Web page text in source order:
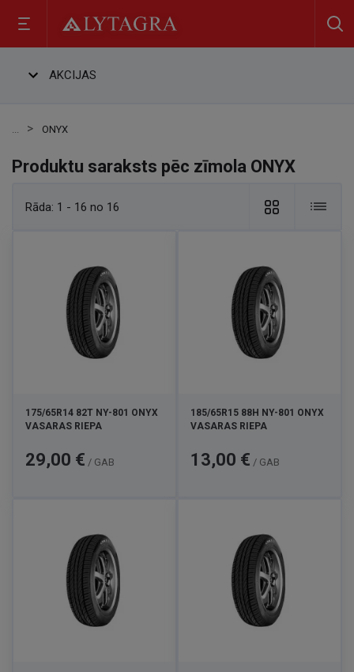
AKCIJAS
ONYX
Produktu saraksts pēc zīmola ONYX
Rāda: 1 - 16 no 16
175/65R14 82T NY-801 ONYX
VASARAS RIEPA
Cena
29,00 € / GAB
185/65R15 88H NY-801 ONYX
VASARAS RIEPA
Cena
13,00 € / GAB